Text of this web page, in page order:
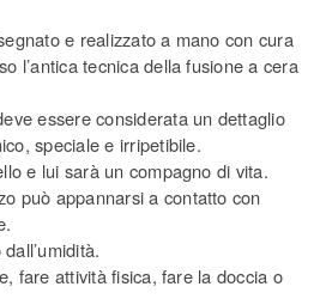
e realizzato a mano con cura
l’antica tecnica della fusione a cera
essere considerata un dettaglio
speciale e irripetibile.
e lui sarà un compagno di vita.
può appannarsi a contatto con
fare attività fisica, fare la doccia o